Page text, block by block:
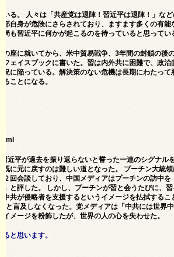
る。 人々は「共産党は退陣！習近平は退陣！」な
自身が危険にさらされており、ますます多くの有能
も習近平に何かが起こるのを待っていると思ってい
座に就いてから、米中貿易戦争、3年間の封鎖の後
ェイスブックに書いた。習は内外共に困難で、政治
に陥っている。解決策のない危機は長期にわたって
ことになる。
近平が過去を振り返らないと誓った一連のシグナル
に元に戻すのは難しい道となった。 プーチン大統
回会談しており、中国メディアはプーチンの訪中を
と評した。 しかし、プーチンが習と会うたびに、
共が侵略者を支援するというイメージを払拭するこ
と言及しなくなった。党メディアは「中共には世界
メージを粉飾したが、世界の人の心を失わせた。
と思います。